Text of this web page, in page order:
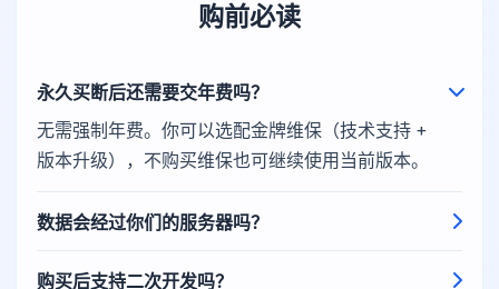
购前必读
永久买断后还需要交年费吗？
无需强制年费。你可以选配金牌维保（技术支持 +
版本升级），不购买维保也可继续使用当前版本。
数据会经过你们的服务器吗？
购买后支持二次开发吗？